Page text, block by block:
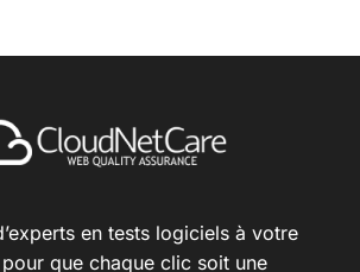
en tests logiciels à votre
que chaque clic soit une